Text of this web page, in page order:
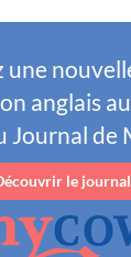
une
anglais
Journal de
le journal